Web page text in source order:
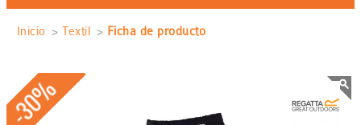
Sobrescribir
de
Inicio Textil Ficha de producto
-30%